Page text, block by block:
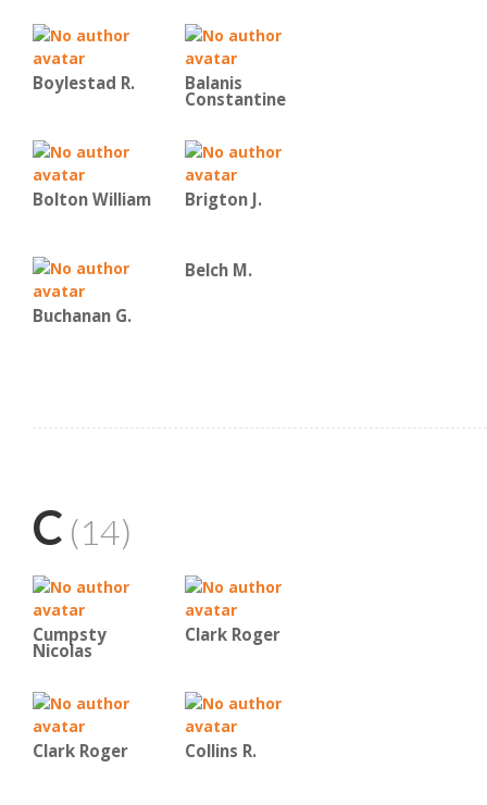
Boylestad R. Balanis
Constantine
Bolton William Brigton J.
Buchanan G.
Belch M.
C (14)
Cumpsty
Nicolas
Clark Roger
Clark Roger Collins R.